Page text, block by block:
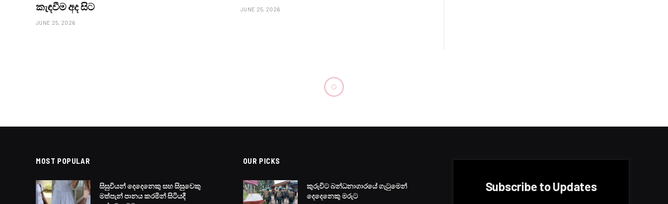
කැඳවීම අද සිට
JUNE 25, 2026
JUNE 25, 2026
රෝහල් වැඩ කොට උඩ
Facebook Reddit
සිසුවියන් දෙදෙනෙකු සහ සිසුවෙකු
MAY 21, 2023 1,674VIEWS